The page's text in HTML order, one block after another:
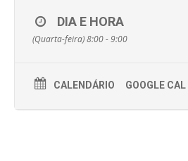
DIA E HORA
(Quarta-feira) 8:00 - 9:00
CALENDÁRIO GOOGLE CAL